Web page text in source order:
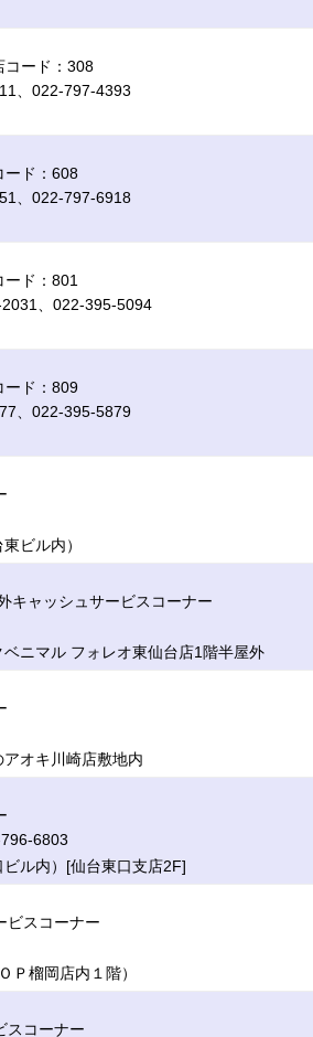
ード：308
、022-797-4393
ド：608
、022-797-6918
ド：801
、022-395-5094
ド：809
、022-395-5879
ビル内）
キャッシュサービスコーナー
ニマル フォレオ東仙台店1階半屋外
オキ川崎店敷地内
6803
ル内）[仙台東口支店2F]
ビスコーナー
Ｐ榴岡店内１階）
スコーナー